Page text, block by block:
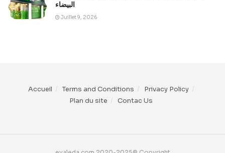
البيضاء
Juillet 9, 2026
Accueil Terms and Conditions
Privacy Policy
Plan du site
Contac Us